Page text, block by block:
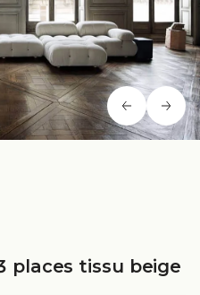
places tissu beige